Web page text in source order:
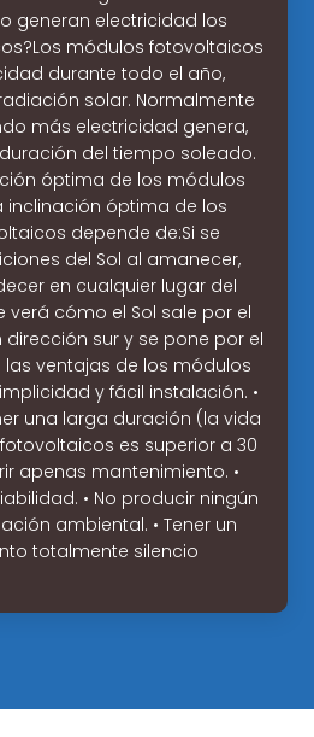
generan electricidad los
módulos fotovoltaicos
durante todo el año,
solar. Normalmente
más electricidad genera,
del tiempo soleado.
óptima de los módulos
inclinación óptima de los
depende de:Si se
del Sol al amanecer,
en cualquier lugar del
verá cómo el Sol sale por el
dirección sur y se pone por el
las ventajas de los módulos
y fácil instalación. •
una larga duración (la vida
es superior a 30
apenas mantenimiento. •
• No producir ningún
ambiental. • Tener un
totalmente silencio